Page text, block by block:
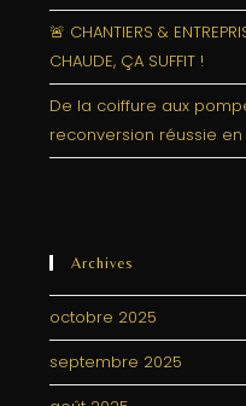
🚨 CHANTIERS &
CHAUDE, ÇA SUFFIT !
De la coiffure aux
reconversion réussie en
Archives
octobre 2025
septembre 2025